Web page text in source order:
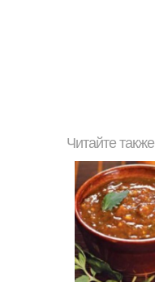
Читайте также